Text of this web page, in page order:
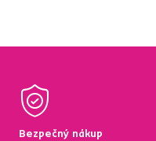
Bezpečný nákup